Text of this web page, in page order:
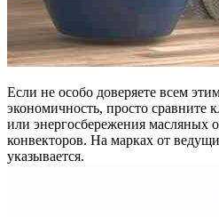
Если не особо доверяете всем
экономичность, просто сравните
или энергосбережения масляных
конвекторов. На марках от
указывается.